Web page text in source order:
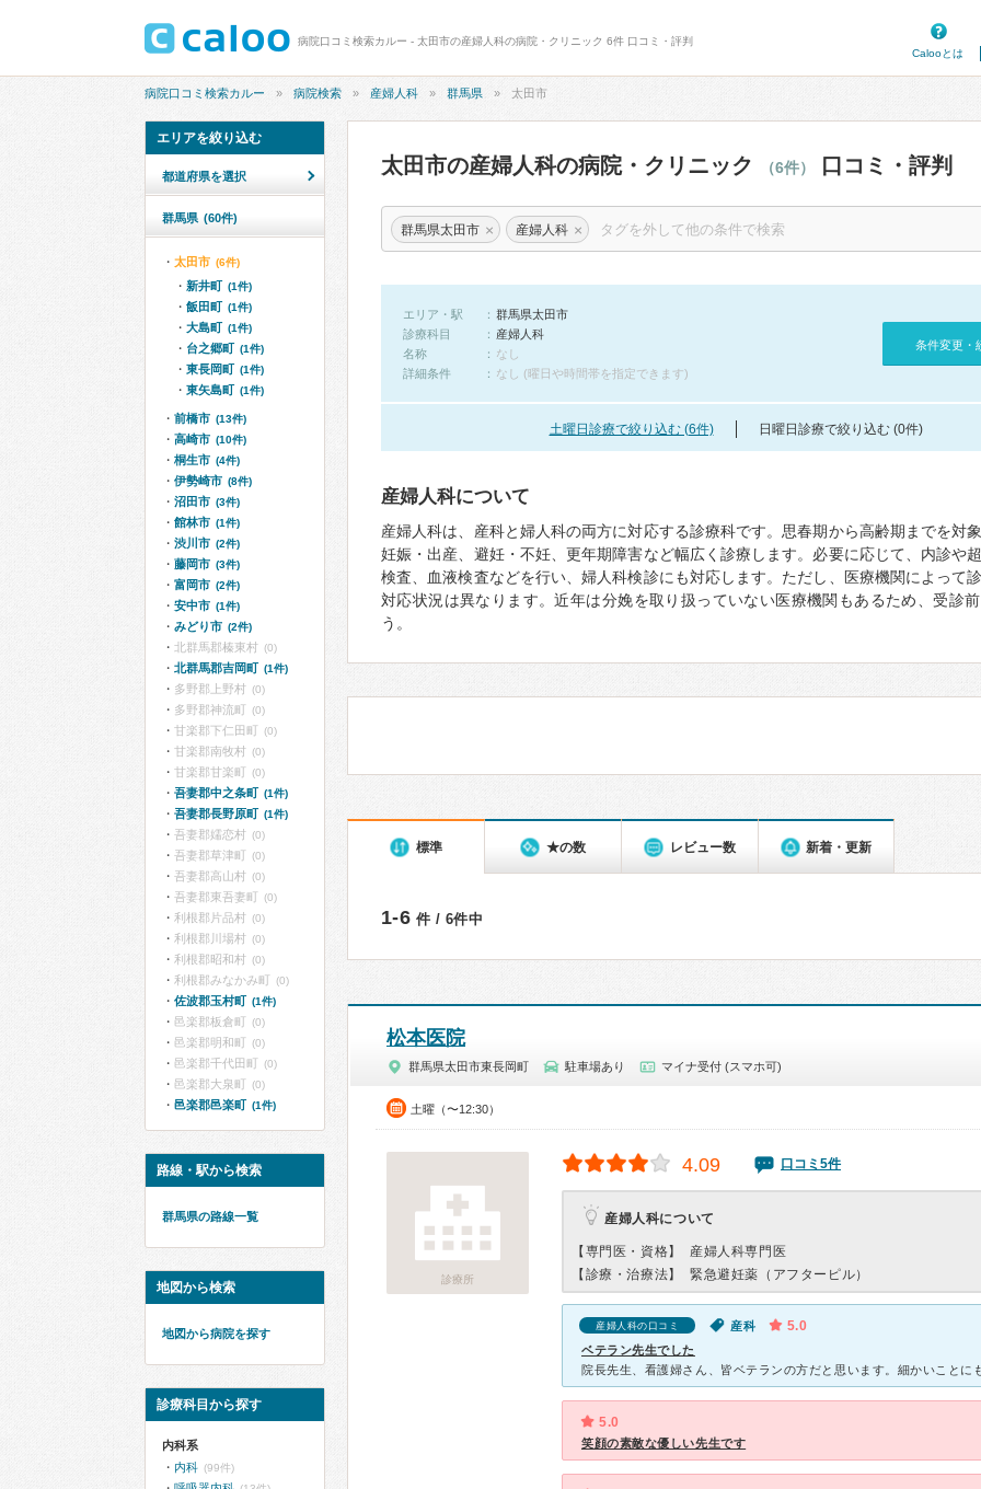
病院口コミ検索カルー - 太田市の産婦人科の病院・クリニック 6件 口コミ・評判
Calooとは
病院口コミ検索カルー 病院検索 産婦人科 群馬県 太田市
太田市の産婦人科の病院・クリニック （6件） 口コミ・評判
群馬県太田市 × 産婦人科 ×
エリア・駅
群馬県太田市
診療科目
産婦人科
名称
なし
詳細条件
なし (曜日や時間帯を指定できます)
条件変更・
土曜日診療で絞り込む (6件) 日曜日診療で絞り込む (0件)
産婦人科について
産婦人科は、産科と婦人科の両方に対応する診療科です。思春期から高齢期までを対
妊娠・出産、避妊・不妊、更年期障害など幅広く診療します。必要に応じて、内診や
検査、血液検査などを行い、婦人科検診にも対応します。ただし、医療機関によって
対応状況は異なります。近年は分娩を取り扱っていない医療機関もあるため、受診
う。
標準 ★の数 レビュー数 新着・更新
1-6 件 / 6件中
松本医院
群馬県太田市東長岡町 駐車場あり マイナ受付 (スマホ可)
土曜（〜12:30）
診療所
4.09 口コミ5件
産婦人科について
【専門医・資格】
産婦人科専門医
【診療・治療法】
緊急避妊薬（アフターピル）
産婦人科の口コミ 産科 5.0
ベテラン先生でした
5.0
笑顔の素敵な優しい先生です
エリアを絞り込む
都道府県を選択
群馬県 (60件)
太田市 (6件)
新井町 (1件)
飯田町 (1件)
大島町 (1件)
台之郷町 (1件)
東長岡町 (1件)
東矢島町 (1件)
前橋市 (13件)
高崎市 (10件)
桐生市 (4件)
伊勢崎市 (8件)
沼田市 (3件)
館林市 (1件)
渋川市 (2件)
藤岡市 (3件)
富岡市 (2件)
安中市 (1件)
みどり市 (2件)
北群馬郡榛東村 (0)
北群馬郡吉岡町 (1件)
多野郡上野村 (0)
多野郡神流町 (0)
甘楽郡下仁田町 (0)
甘楽郡南牧村 (0)
甘楽郡甘楽町 (0)
吾妻郡中之条町 (1件)
吾妻郡長野原町 (1件)
吾妻郡嬬恋村 (0)
吾妻郡草津町 (0)
吾妻郡高山村 (0)
吾妻郡東吾妻町 (0)
利根郡片品村 (0)
利根郡川場村 (0)
利根郡昭和村 (0)
利根郡みなかみ町 (0)
佐波郡玉村町 (1件)
邑楽郡板倉町 (0)
邑楽郡明和町 (0)
邑楽郡千代田町 (0)
邑楽郡大泉町 (0)
邑楽郡邑楽町 (1件)
路線・駅から検索
群馬県の路線一覧
地図から検索
地図から病院を探す
診療科目から探す
内科系
内科 (99件)